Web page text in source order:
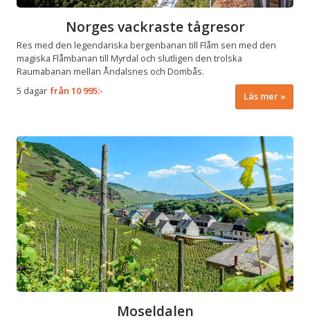
Norges vackraste tågresor
Res med den legendariska bergenbanan till Flåm sen med den
magiska Flåmbanan till Myrdal och slutligen den trolska
Raumabanan mellan Åndalsnes och Dombås.
5 dagar från10 995:- Läs mer
Moseldalen